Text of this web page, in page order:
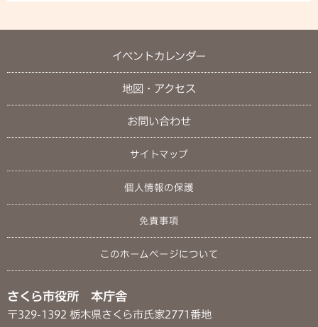
イベントカレンダー
地図・アクセス
お問い合わせ
サイトマップ
個人情報の保護
免責事項
このホームページについて
さくら市役所 本庁舎
〒329-1392 栃木県さくら市氏家2771番地